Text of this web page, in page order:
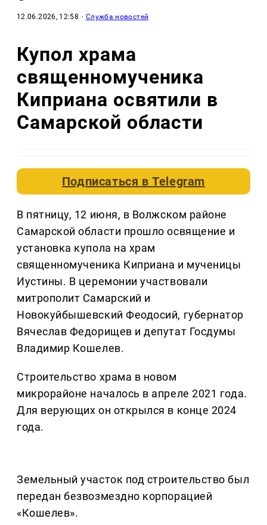
12.06.2026, 12:58 · Служба новостей
Купол храма
священномученика
Киприана освятили в
Самарской области
Подписаться вTelegram
В пятницу, 12 июня, в Волжском районе
Самарской области прошло освящение и
установка купола на храм
священномученика Киприана и мученицы
Иустины. В церемонии участвовали
митрополит Самарский и
Новокуйбышевский Феодосий, губернатор
Вячеслав Федорищев и депутат Госдумы
Владимир Кошелев.
Строительство храма в новом
микрорайоне началось в апреле 2021 года.
Для верующих он открылся в конце 2024
года.
Земельный участок под строительство был
передан безвозмездно корпорацией
«Кошелев».